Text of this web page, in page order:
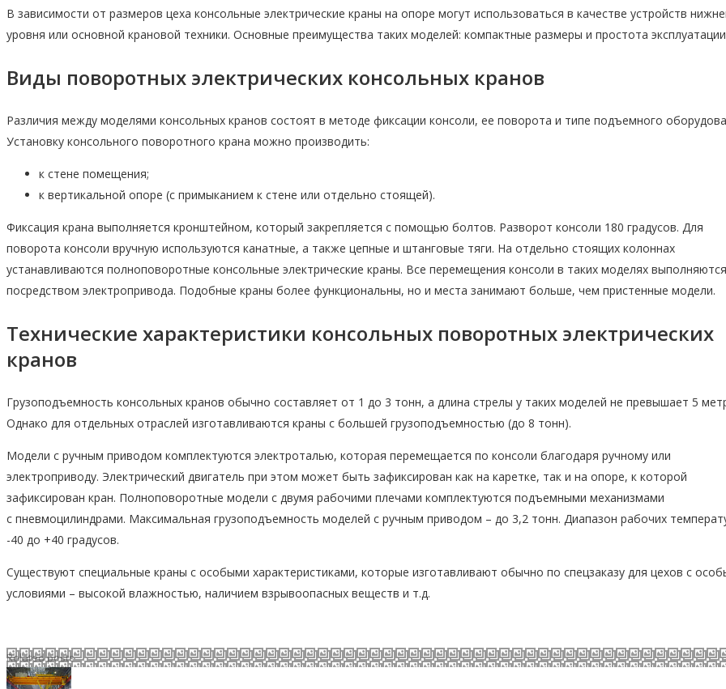
В зависимости от размеров цеха консольные электрические краны на опоре могут использоваться в качестве устройств
уровня или основной крановой техники. Основные преимущества таких моделей: компактные размеры и простота
Виды поворотных электрических консольных кранов
Различия между моделями консольных кранов состоят в методе фиксации консоли, ее поворота и типе подъемного
Установку консольного поворотного крана можно производить:
к стене помещения;
к вертикальной опоре (с примыканием к стене или отдельно стоящей).
Фиксация крана выполняется кронштейном, который закрепляется с помощью болтов. Разворот консоли 180 градусов. Для
поворота консоли вручную используются канатные, а также цепные и штанговые тяги. На отдельно стоящих колоннах
устанавливаются полноповоротные консольные электрические краны. Все перемещения консоли в таких моделях выполняются
посредством электропривода. Подобные краны более функциональны, но и места занимают больше, чем пристенные модели.
Технические характеристики консольных поворотных электрических
кранов
Грузоподъемность консольных кранов обычно составляет от 1 до 3 тонн, а длина стрелы у таких моделей не превышает 5
Однако для отдельных отраслей изготавливаются краны с большей грузоподъемностью (до 8 тонн).
Модели с ручным приводом комплектуются электроталью, которая перемещается по консоли благодаря ручному или
электроприводу. Электрический двигатель при этом может быть зафиксирован как на каретке, так и на опоре, к которой
зафиксирован кран. Полноповоротные модели с двумя рабочими плечами комплектуются подъемными механизмами
с пневмоцилиндрами. Максимальная грузоподъемность моделей с ручным приводом – до 3,2 тонн. Диапазон рабочих
-40 до +40 градусов.
Существуют специальные краны с особыми характеристиками, которые изготавливают обычно по спецзаказу для цехов с
условиями – высокой влажностью, наличием взрывоопасных веществ и т.д.
Related posts